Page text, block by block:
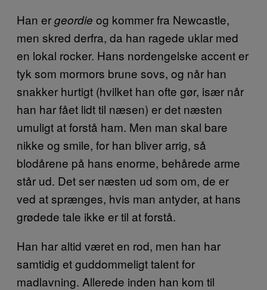
Han ergeordie og kommer fra Newcastle,
men skred derfra, da han ragede uklar med
en lokal rocker. Hans nordengelske accent er
tyk som mormors brune sovs, og når han
snakker hurtigt (hvilket han ofte gør, især når
han har fået lidt til næsen) er det næsten
umuligt at forstå ham. Men man skal bare
nikke og smile, for han bliver arrig, så
blodårene på hans enorme, behårede arme
står ud. Det ser næsten ud som om, de er
ved at sprænges, hvis man antyder, at hans
grødede tale ikke er til at forstå.
Han har altid været en rod, men han har
samtidig et guddommeligt talent for
madlavning. Allerede inden han kom til